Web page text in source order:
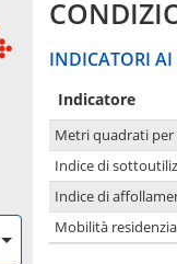
INDICATORI
Indicatore
Metri quadrati
Indice di
Indice di
Mobilità